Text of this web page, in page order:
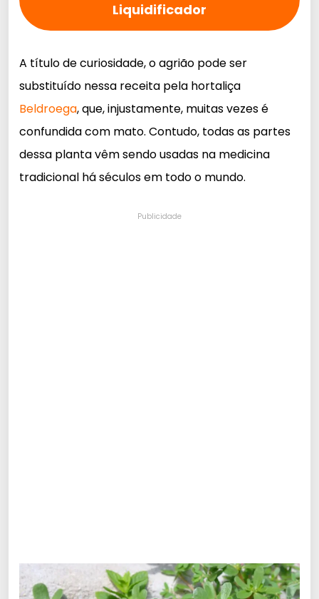
Liquidificador
A título de curiosidade, o agrião pode ser
substituído nessa receita pela hortaliça
Beldroega, que, injustamente, muitas vezes é
confundida com mato. Contudo, todas as partes
dessa planta vêm sendo usadas na medicina
tradicional há séculos em todo o mundo.
Publicidade